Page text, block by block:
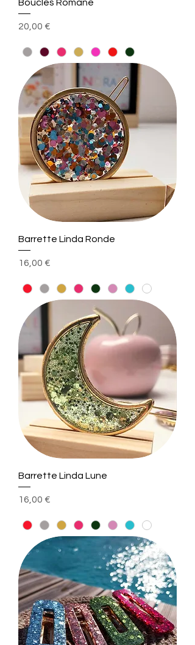
Boucles Romane
Prix
20,00 €
Barrette Linda Ronde
Prix
16,00 €
Barrette Linda Lune
Prix
16,00 €